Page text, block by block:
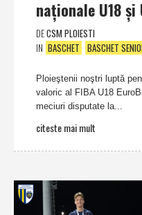
naţionale U18
DECSM PLOIESTI
IN BASCHET BASCHET
Ploieştenii noştri luptă
valoric al FIBA U18
meciuri disputate la...
citeste mai mult